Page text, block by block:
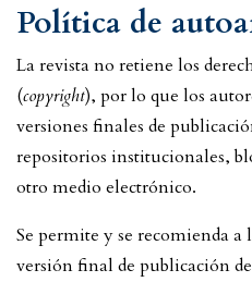
Política de
La revista no retiene los
(copyright), por lo que los
versiones finales de
repositorios institucionales,
otro medio electrónico.
Se permite y se recomienda
versión final de publicación